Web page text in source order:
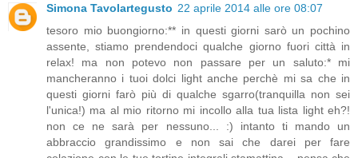
Simona Tavolartegusto 22 aprile 2014 alle ore 08:07
tesoro mio buongiorno:** in questi giorni sarò un pochino
assente, stiamo prendendoci qualche giorno fuori città in
relax! ma non potevo non passare per un saluto:* mi
mancheranno i tuoi dolci light anche perchè mi sa che in
questi giorni farò più di qualche sgarro(tranquilla non sei
l'unica!) ma al mio ritorno mi incollo alla tua lista light eh?!
non ce ne sarà per nessuno... :) intanto ti mando un
abbraccio grandissimo e non sai che darei per fare